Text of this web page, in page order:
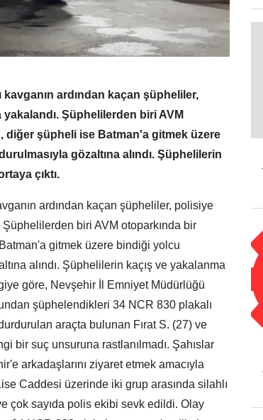
ardından kaçan şüpheliler,
Şüphelilerden biri AVM
diğer şüpheli ise Batman'a gitmek üzere
gözaltına alındı. Şüphelilerin
çıktı.
ardından kaçan şüpheliler, polisiye
biri AVM otoparkında bir
gitmek üzere bindiği yolcu
alındı. Şüphelilerin kaçış ve yakalanma
göre, Nevşehir İl Emniyet Müdürlüğü
şüphelendikleri 34 NCR 830 plakalı
araçta bulunan Fırat S. (27) ve
bir suç unsuruna rastlanılmadı. Şahıslar
arkadaşlarını ziyaret etmek amacıyla
Caddesi üzerinde iki grup arasında silahlı
çok sayıda polis ekibi sevk edildi. Olay